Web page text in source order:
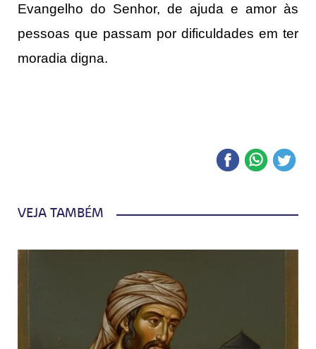
Evangelho do Senhor, de ajuda e amor às
pessoas que passam por dificuldades em ter
moradia digna.
VEJA TAMBÉM